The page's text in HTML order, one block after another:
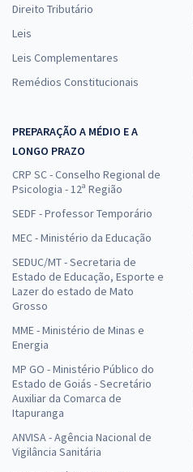
Direito Tributário
Leis
Leis Complementares
Remédios Constitucionais
PREPARAÇÃO A MÉDIO E A
LONGO PRAZO
CRP SC - Conselho Regional de
Psicologia - 12ª Região
SEDF - Professor Temporário
MEC - Ministério da Educação
SEDUC/MT - Secretaria de
Estado de Educação, Esporte e
Lazer do estado de Mato
Grosso
MME - Ministério de Minas e
Energia
MP GO - Ministério Público do
Estado de Goiás - Secretário
Auxiliar da Comarca de
Itapuranga
ANVISA - Agência Nacional de
Vigilância Sanitária